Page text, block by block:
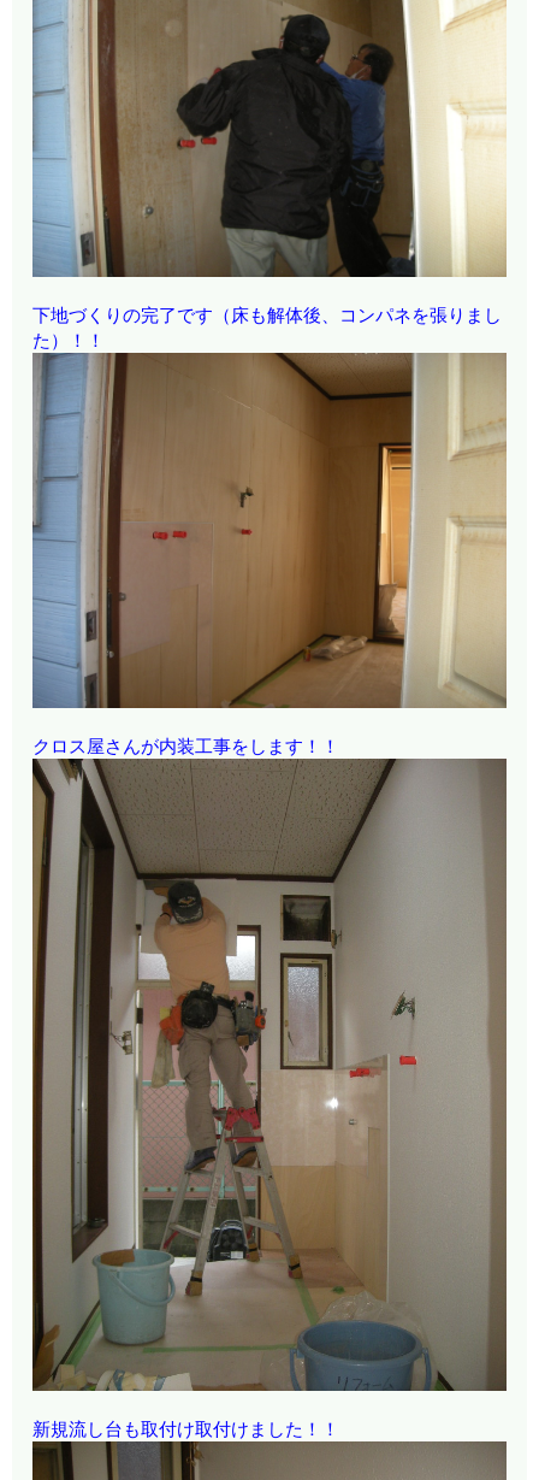
下地づくりの完了です（床も解体後、コンパネを張りまし
た）！！
クロス屋さんが内装工事をします！！
新規流し台も取付け取付けました！！